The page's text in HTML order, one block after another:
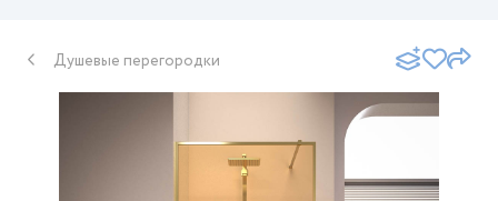
Душевые перегородки